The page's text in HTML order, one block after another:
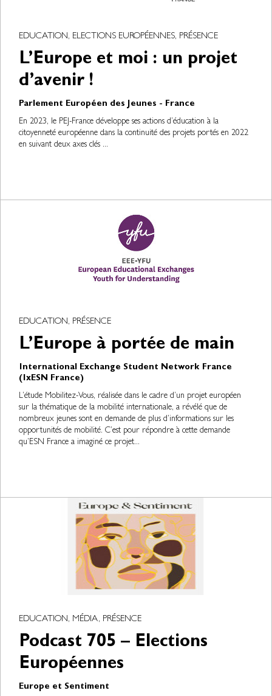
EDUCATION, ELECTIONS EUROPÉENNES, PRÉSENCE
L’Europe et moi : un projet
d’avenir !
Parlement Européen des Jeunes - France
En 2023, le PEJ-France développe ses actions d’éducation à la
citoyenneté européenne dans la continuité des projets portés en 2022
en suivant deux axes clés ...
EDUCATION, PRÉSENCE
L’Europe à portée de main
International Exchange Student Network France
(IxESN France)
L’étude Mobilitez-Vous, réalisée dans le cadre d’un projet européen
sur la thématique de la mobilité internationale, a révélé que de
nombreux jeunes sont en demande de plus d’informations sur les
opportunités de mobilité. C’est pour répondre à cette demande
qu’ESN France a imaginé ce projet...
EDUCATION, MÉDIA, PRÉSENCE
Podcast 705 – Elections
Européennes
Europe et Sentiment